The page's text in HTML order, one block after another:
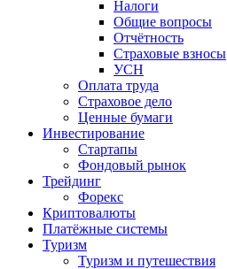
Налоги
Общие вопросы
Отчётность
Страховые взносы
УСН
Оплата труда
Страховое дело
Ценные бумаги
Инвестирование
Стартапы
Фондовый рынок
Трейдинг
Форекс
Криптовалюты
Платёжные системы
Туризм
Туризм и путешествия